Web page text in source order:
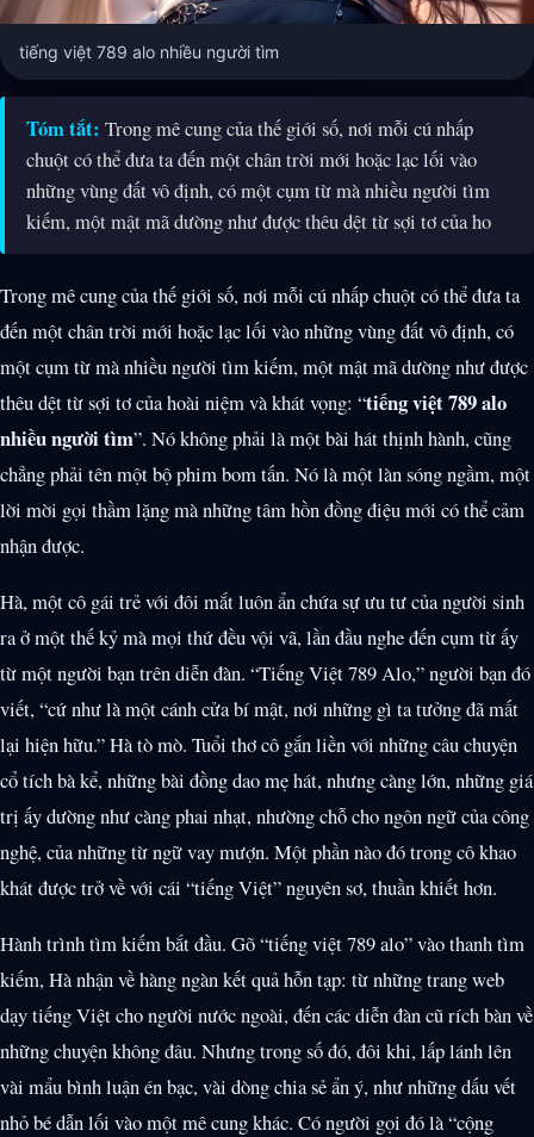
tiếng việt 789 alo nhiều người tìm
Tóm tắt: Trong mê cung của thế giới số, nơi mỗi cú nhấp
chuột có thể đưa ta đến một chân trời mới hoặc lạc lối vào
những vùng đất vô định, có một cụm từ mà nhiều người tìm
kiếm, một mật mã dường như được thêu dệt từ sợi tơ của ho
Trong mê cung của thế giới số, nơi mỗi cú nhấp chuột có thể đưa ta
đến một chân trời mới hoặc lạc lối vào những vùng đất vô định, có
một cụm từ mà nhiều người tìm kiếm, một mật mã dường như được
thêu dệt từ sợi tơ của hoài niệm và khát vọng: “tiếng việt 789 alo
nhiều người tìm”. Nó không phải là một bài hát thịnh hành, cũng
chẳng phải tên một bộ phim bom tấn. Nó là một làn sóng ngầm, một
lời mời gọi thầm lặng mà những tâm hồn đồng điệu mới có thể cảm
nhận được.
Hà, một cô gái trẻ với đôi mắt luôn ẩn chứa sự ưu tư của người sinh
ra ở một thế kỷ mà mọi thứ đều vội vã, lần đầu nghe đến cụm từ ấy
từ một người bạn trên diễn đàn. “Tiếng Việt 789 Alo,” người bạn đó
viết, “cứ như là một cánh cửa bí mật, nơi những gì ta tưởng đã mất
lại hiện hữu.” Hà tò mò. Tuổi thơ cô gắn liền với những câu chuyện
cổ tích bà kể, những bài đồng dao mẹ hát, nhưng càng lớn, những giá
trị ấy dường như càng phai nhạt, nhường chỗ cho ngôn ngữ của công
nghệ, của những từ ngữ vay mượn. Một phần nào đó trong cô khao
khát được trở về với cái “tiếng Việt” nguyên sơ, thuần khiết hơn.
Hành trình tìm kiếm bắt đầu. Gõ “tiếng việt 789 alo” vào thanh tìm
kiếm, Hà nhận về hàng ngàn kết quả hỗn tạp: từ những trang web
dạy tiếng Việt cho người nước ngoài, đến các diễn đàn cũ rích bàn về
những chuyện không đâu. Nhưng trong số đó, đôi khi, lấp lánh lên
vài mẩu bình luận én bạc, vài dòng chia sẻ ẩn ý, như những dấu vết
nhỏ bé dẫn lối vào một mê cung khác. Có người gọi đó là “cộng